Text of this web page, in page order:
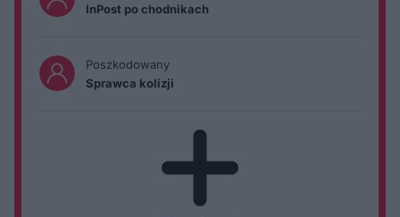
InPost po chodnikach
Poszkodowany
Sprawca kolizji